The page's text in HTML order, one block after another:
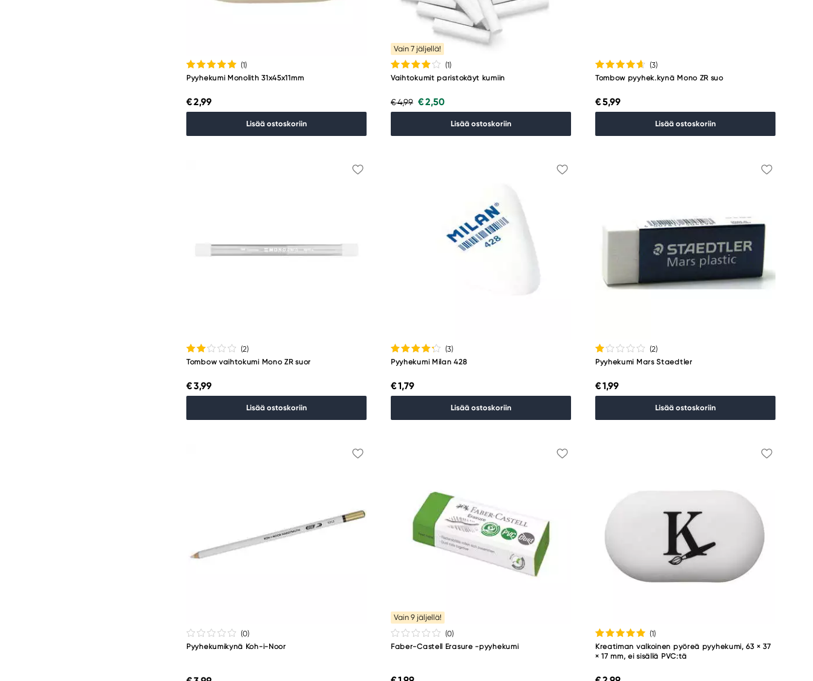
(1)
Pyyhekumi Monolith 31x45x11mm
€ 2,99
Lisää ostoskoriin
Vain 7 jäljellä!
(1)
Vaihtokumit paristokäyt kumiin
€ 4,99 € 2,50
Lisää ostoskoriin
(3)
Tombow pyyhek.kynä Mono ZR suo
€ 5,99
Lisää ostoskoriin
(2)
Tombow vaihtokumi Mono ZR suor
€ 3,99
Lisää ostoskoriin
(3)
Pyyhekumi Milan 428
€ 1,79
Lisää ostoskoriin
(2)
Pyyhekumi Mars Staedtler
€ 1,99
Lisää ostoskoriin
(0)
Pyyhekumikynä Koh-i-Noor
Vain 9 jäljellä!
(0)
Faber-Castell Erasure -pyyhekumi
(1)
Kreatiman valkoinen pyöreä pyyhekumi, 63 × 37
× 17 mm, ei sisällä PVC:tä